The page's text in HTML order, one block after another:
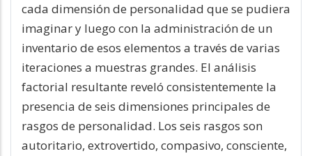
cada dimensión de personalidad que se pudiera
imaginar y luego con la administración de un
inventario de esos elementos a través de varias
iteraciones a muestras grandes. El análisis
factorial resultante reveló consistentemente la
presencia de seis dimensiones principales de
rasgos de personalidad. Los seis rasgos son
autoritario, extrovertido, compasivo, consciente,